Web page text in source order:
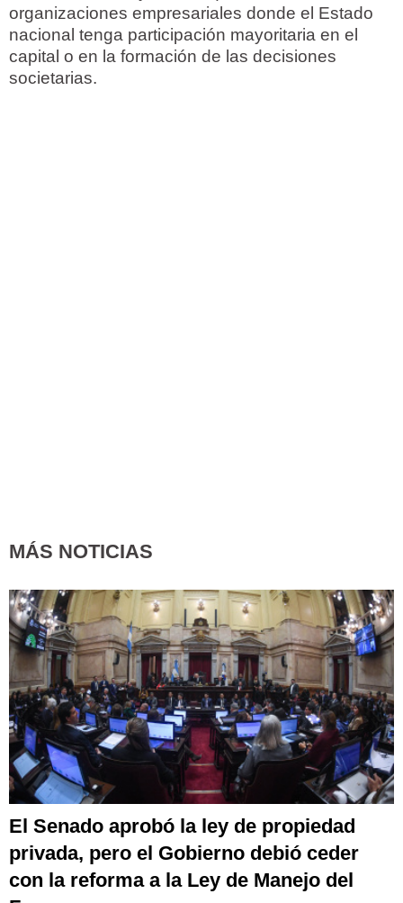
organizaciones empresariales donde el Estado
nacional tenga participación mayoritaria en el
capital o en la formación de las decisiones
societarias.
MÁS NOTICIAS
El Senado aprobó la ley de propiedad
privada, pero el Gobierno debió ceder
con la reforma a la Ley de Manejo del